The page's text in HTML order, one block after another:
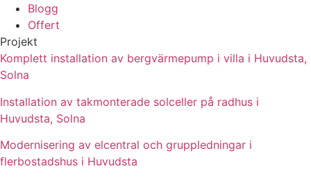
Blogg
Offert
Projekt
Komplett installation av bergvärmepump i villa i Huvudsta,
Solna
Installation av takmonterade solceller på radhus i
Huvudsta, Solna
Modernisering av elcentral och gruppledningar i
flerbostadshus i Huvudsta